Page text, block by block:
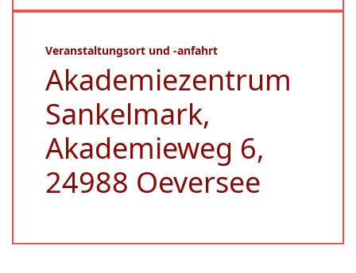
Veranstaltungsort und -anfahrt
Akademiezentrum
Sankelmark,
Akademieweg 6,
24988 Oeversee